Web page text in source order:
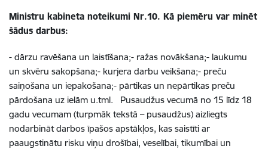
Ministru kabineta noteikumi Nr.10. Kā piemēru var minēt
šādus darbus:
- dārzu ravēšana un laistīšana;- ražas novākšana;- laukumu
un skvēru sakopšana;- kurjera darbu veikšana;- preču
saiņošana un iepakošana;- pārtikas un nepārtikas preču
pārdošana uz ielām u.tml. Pusaudžus vecumā no 15 līdz 18
gadu vecumam (turpmāk tekstā – pusaudžus) aizliegts
nodarbināt darbos īpašos apstākļos, kas saistīti ar
paaugstinātu risku viņu drošībai, veselībai, tikumībai un